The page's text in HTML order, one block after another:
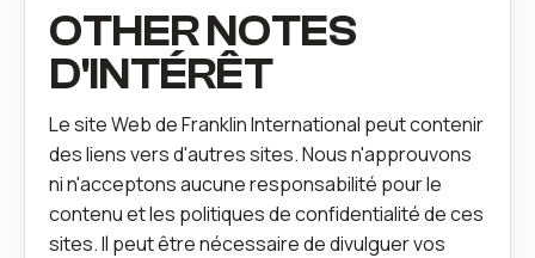
OTHER NOTES
D'INTÉRÊT
Le site Web de Franklin International peut contenir
des liens vers d'autres sites. Nous n'approuvons
ni n'acceptons aucune responsabilité pour le
contenu et les politiques de confidentialité de ces
sites. Il peut être nécessaire de divulguer vos